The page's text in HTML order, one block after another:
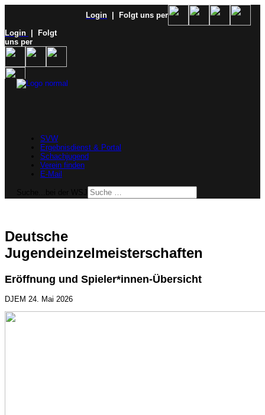
Login
| Folgt uns per
Login
| Folgt
uns per
SVW
Ergebnisdienst & Portal
Schachjugend
Verein finden
E-Mail
Deutsche
Jugendeinzelmeisterschaften
Eröffnung und Spieler*innen-Übersicht
DJEM 24. Mai 2026